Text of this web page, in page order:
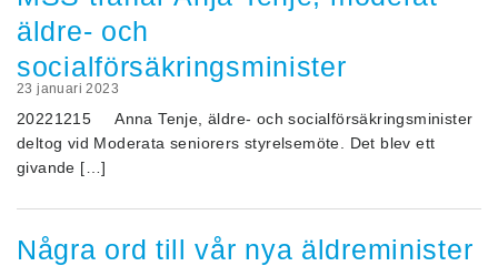
äldre- och
socialförsäkringsminister
23 januari 2023
20221215 Anna Tenje, äldre- och socialförsäkringsminister
deltog vid Moderata seniorers styrelsemöte. Det blev ett
givande […]
Några ord till vår nya äldreminister